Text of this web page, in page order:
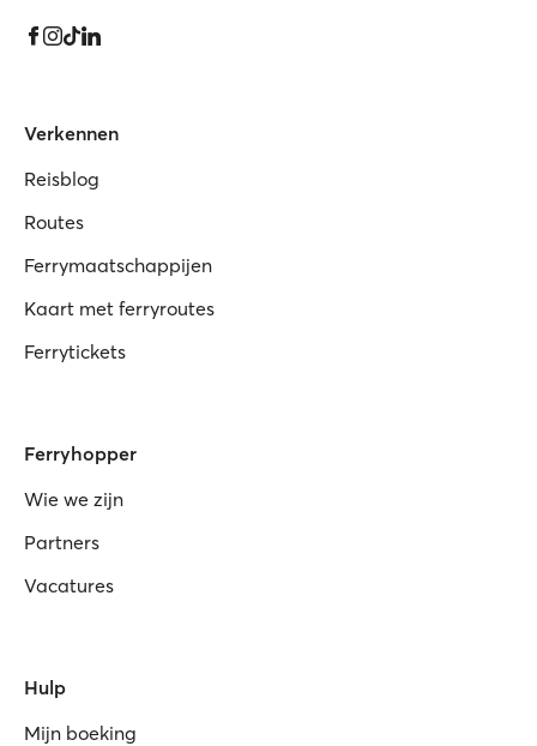
Verkennen
Reisblog
Routes
Ferrymaatschappijen
Kaart met ferryroutes
Ferrytickets
Ferryhopper
Wie we zijn
Partners
Vacatures
Hulp
Mijn boeking